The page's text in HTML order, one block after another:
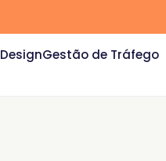
DesignGestão de Tráfego